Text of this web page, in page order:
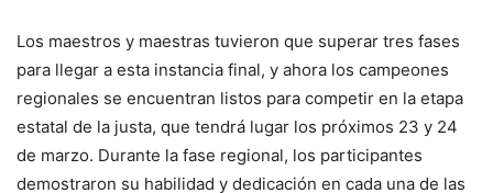
Los maestros y maestras tuvieron que superar tres fases
para llegar a esta instancia final, y ahora los campeones
regionales se encuentran listos para competir en la etapa
estatal de la justa, que tendrá lugar los próximos 23 y 24
de marzo. Durante la fase regional, los participantes
demostraron su habilidad y dedicación en cada una de las